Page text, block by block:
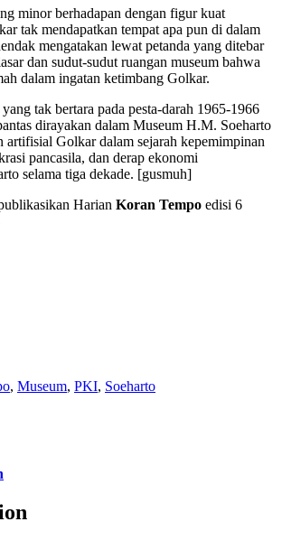
minor berhadapan dengan figur kuat
tak mendapatkan tempat apa pun di dalam
mengatakan lewat petanda yang ditebar
dan sudut-sudut ruangan museum bahwa
dalam ingatan ketimbang Golkar.
tak bertara pada pesta-darah 1965-1966
dirayakan dalam Museum H.M. Soeharto
artifisial Golkar dalam sejarah kepemimpinan
pancasila, dan derap ekonomi
selama tiga dekade. [gusmuh]
Harian Koran Tempo edisi 6
, Museum, PKI, Soeharto